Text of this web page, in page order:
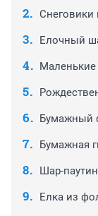
Снеговики
Елочный
Бумажный
Бумажная
Шар-
Елка из